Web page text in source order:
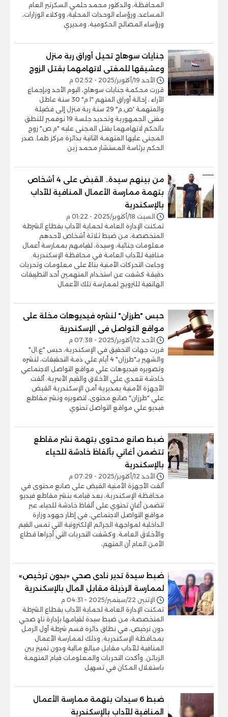
المحافظة، والدكتور محمد حلمي السكرتير العام
المساعد، ورؤساء الوحدات المحلية، ووكلاء الوزارات،
ورؤساء المصالح الحكومية، ومديري
جنايات سوهاج تحيل أوراق ربة منزل
وعشيقها للمفتى لاتهامهما بقتل الزوج
الأحد 19/أكتوبر/2025 - 02:52 م
قررت محكمة جنايات سوهاج، اليوم الأحد وبإجماع
الآراء ، إحالة أوراق المتهم "ا.م" 30 سنة عاطل
والمتهمة 'ص.م" 29 سنة ربة منزل إلى فضيلة
مفتى الجمهورية وتحديد جلسة 19 نوفمبر للنطق
بالحكم لاتهامهما بقتل المجنى عليه "م.ص" زوج
المجنى عليها المتهمة الثانية بدائرة مركز طما. صدر
الحكم برئاسة المستشار محمد زين
من بينهم سيدة.. القبض على 4 أشخاص
بتهمة ممارسة الأعمال المنافية للآداب
بالإسكندرية
السبت 18/أكتوبر/2025 - 01:22 م
تمكنت الإدارة العامة لحماية الآداب بقطاع الشرطة
المتخصصة، من ضبط ثلاثة أشخاص لأحدهم
معلومات جنائية، وسيدة، لقيامهم بممارسة أعمال
منافية للآداب العامة في محافظة الإسكندرية.
وجاءت التحركات الأمنية بناءً على معلومات وتحريات
دقيقة كشفت عن استخدام المتهمين أحد التطبيقات
الهاتفية للترويج لممارسة تلك الأعمال
حبس "طرزان" لنشره فيديوهات مخلة على
مواقع التواصل فى الإسكندرية
الأحد 12/أكتوبر/2025 - 07:38 م
قررت جهات التحقيق في الإسكندرية، حبس "ع.ال"
والشهير بـ"طرزان" 4 أيام علي ذمة التحقيقات، لنشره
وتصويره فيديوهات علي مواقع التواصل الاجتماعي
خادشة تتعدي علي الأخلاق والقيم الأسرية. ألقت
الأجهزة الأمنية بمديرية أمن الإسكندرية القبض
علي "طرزان" صانع محتوى، لتصويره ونشر مقاطع
فيديو علي مواقع التواصل تحتوي
ضبط صانع محتوى بتهمة نشر مقاطع
تتضمن أغاني بألفاظ خادشة للحياء
بالإسكندرية
الأحد 12/أكتوبر/2025 - 07:29 م
ألقت الأجهزة الأمنية القبض على صانع محتوى في
محافظة الإسكندرية، بعد قيامه بنشر مقاطع فيديو
تتضمن أغانٍ تحتوي على ألفاظ خادشة للحياء، عبر
مواقع التواصل الاجتماعي، في إطار جهود وزارة
الداخلية لمواجهة الجرائم الإلكترونية التي تمس القيم
والأخلاق العامة. وكشفت التحريات التي أجراها قطاع
الأمن العام أن المتهم،
ضبط سيدة تدير نادى صحي «بدون ترخيص»
لممارسة الرذيلة مقابل المال بالإسكندرية
الإثنين 22/سبتمبر/2025 - 04:31 م
تمكنت الإدارة العامة لحماية الآداب بقطاع الشرطة
المتخصصة، من ضبط سيدة لقيامها بإدارة نادٍ صحي
دون ترخيص، في نطاق دائرة قسم شرطة أول الرمل
بمحافظة الإسكندرية، وذلك لممارسة الأعمال
المنافية للآداب مقابل مبالغ مالية ودون تمييز بين
الزبائن. وأكدت التحريات والمعلومات قيام المتهمة
باستغلال المكان في تسهيل
ضبط 6 سيدات بتهمة ممارسة الأعمال
المنافية للآداب بالإسكندرية